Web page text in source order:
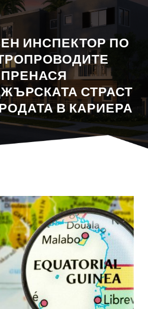
ИНСПЕКТОР ПО
ПРЕНАСЯ
СТРАСТ
В КАРИЕРА